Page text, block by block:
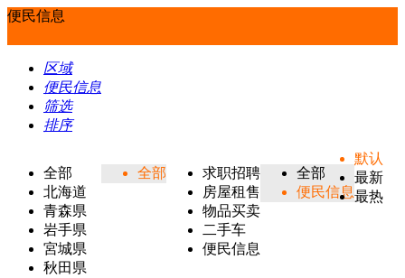
便民信息
区域
便民信息
筛选
排序
全部
北海道
青森県
岩手県
宮城県
秋田県
全部
求职招聘
房屋租售
物品买卖
二手车
便民信息
全部
便民信息
默认
最新
最热